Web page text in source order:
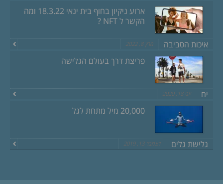
ארוע ניקיון בחוף בית ינאי 18.3.22 ומה
הקשר ל NFT ?
איכות הסביבה מרץ 8, 2022
פריצת דרך בעולם הגלישה
ים יוני 18, 2020
20,000 מיל מתחת לגל
גלישת גלים דצמבר 13, 2019